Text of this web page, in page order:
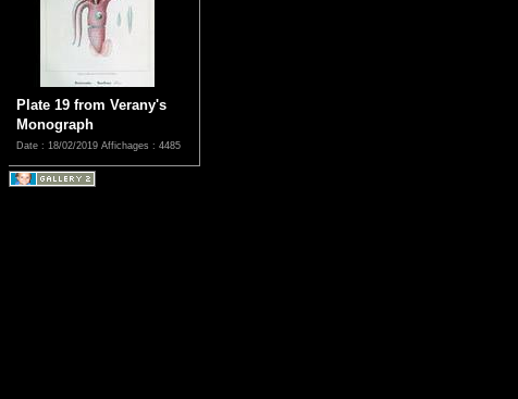
Plate 19 from Verany's
Monograph
Date : 18/02/2019 Affichages : 4485